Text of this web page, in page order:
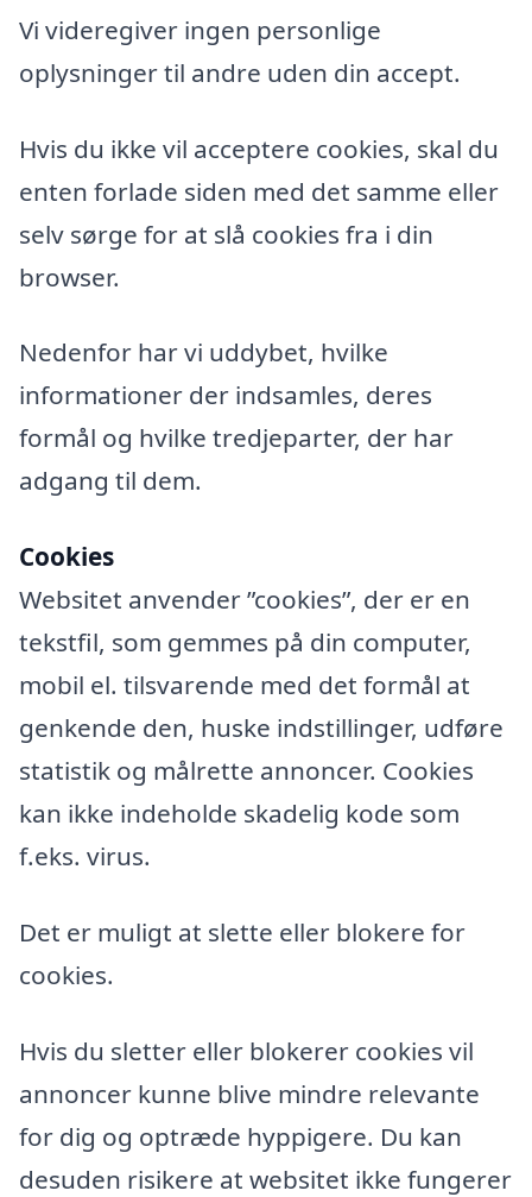
Vi videregiver ingen personlige
oplysninger til andre uden din accept.
Hvis du ikke vil acceptere cookies, skal du
enten forlade siden med det samme eller
selv sørge for at slå cookies fra i din
browser.
Nedenfor har vi uddybet, hvilke
informationer der indsamles, deres
formål og hvilke tredjeparter, der har
adgang til dem.
Cookies
Websitet anvender ”cookies”, der er en
tekstfil, som gemmes på din computer,
mobil el. tilsvarende med det formål at
genkende den, huske indstillinger, udføre
statistik og målrette annoncer. Cookies
kan ikke indeholde skadelig kode som
f.eks. virus.
Det er muligt at slette eller blokere for
cookies.
Hvis du sletter eller blokerer cookies vil
annoncer kunne blive mindre relevante
for dig og optræde hyppigere. Du kan
desuden risikere at websitet ikke fungerer